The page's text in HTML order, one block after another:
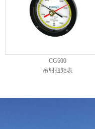
CG600
吊钳扭矩表